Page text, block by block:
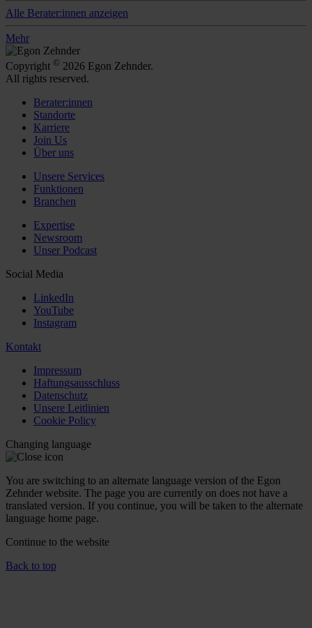
Alle Berater:innen anzeigen
Mehr
Copyright © 2026 Egon Zehnder.
All rights reserved.
Berater:innen
Standorte
Karriere
Join Us
Über uns
Unsere Services
Funktionen
Branchen
Expertise
Newsroom
Unser Podcast
Social Media
LinkedIn
YouTube
Instagram
Kontakt
Impressum
Haftungsausschluss
Datenschutz
Unsere Leitlinien
Cookie Policy
Changing language
You are switching to an alternate language version of the Egon
Zehnder website. The page you are currently on does not have a
translated version. If you continue, you will be taken to the alternate
language home page.
Continue to the website
Back to top